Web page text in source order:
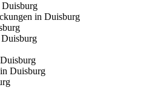
in Duisburg
Duisburg